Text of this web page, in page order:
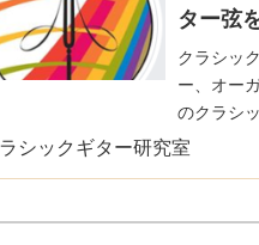
ター弦
クラシッ
ー、オー
のクラシ
いくらい
シックギター研究室